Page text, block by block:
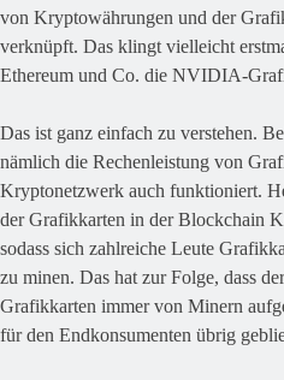
von Kryptowährungen und der
verknüpft. Das klingt vielleicht
Ethereum und Co. die NVIDIA-
Das ist ganz einfach zu verstehen.
nämlich die Rechenleistung von
Kryptonetzwerk auch funktioniert.
der Grafikkarten in der Blockchain
sodass sich zahlreiche Leute
zu minen. Das hat zur Folge, dass
Grafikkarten immer von Minern
für den Endkonsumenten übrig